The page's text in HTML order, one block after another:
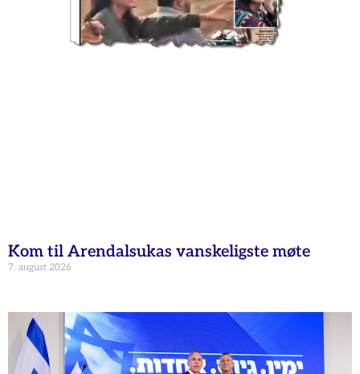
Kom til Arendalsukas vanskeligste møte
7. august 2026